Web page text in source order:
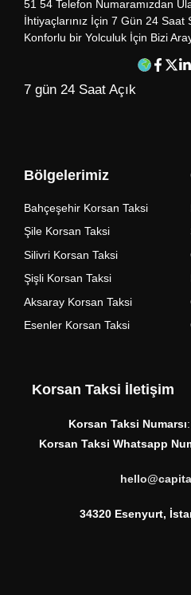
51 54 Telefon Numaramızdan
İhtiyaçlarınız İçin 7 Gün 24 Saat
Konforlu bir Yolculuk İçin Bizi
7 gün 24 Saat Açık
Bölgelerimiz
Bahçeşehir Korsan Taksi
Şile Korsan Taksi
Silivri Korsan Taksi
Şişli Korsan Taksi
Aksaray Korsan Taksi
Esenler Korsan Taksi
Korsan Taksi İletişim
Korsan Taksi Numarsı:
Korsan Taksi Whatsapp
34320 Esenyurt,